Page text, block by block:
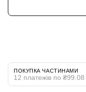
ПОКУПКА ЧАСТИНАМИ
12 платежів по ₴99.08